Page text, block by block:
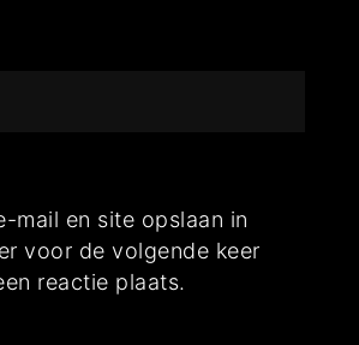
mail en site opslaan in
voor de volgende keer
reactie plaats.